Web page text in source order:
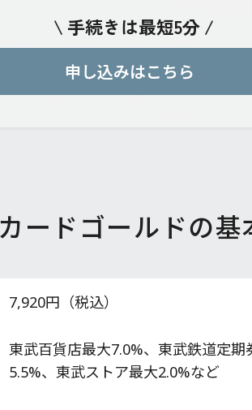
手続きは最短5分
申し込みはこちら
ードゴールドの基
7,920円（税込）
東武百貨店最大7.0%、東武鉄道定期
5.5%、東武ストア最大2.0%など